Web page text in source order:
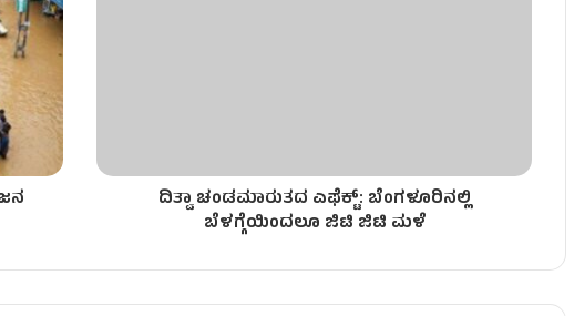
ಕರೆ!
ದಿತ್ವಾ ಚಂಡಮಾರುತದ ಎಫೆಕ್ಟ್​: ಬೆಂಗಳೂರಿನಲ್ಲಿ
ಬೆಳಗ್ಗೆಯಿಂದಲೂ ಜಿಟಿ ಜಿಟಿ ಮಳೆ